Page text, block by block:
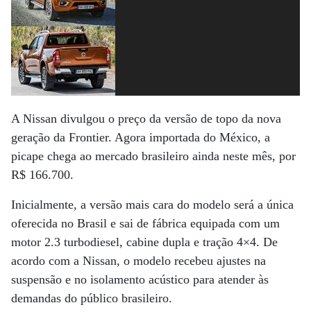
A Nissan divulgou o preço da versão de topo da nova
geração da Frontier. Agora importada do México, a
picape chega ao mercado brasileiro ainda neste mês, por
R$ 166.700.
Inicialmente, a versão mais cara do modelo será a única
oferecida no Brasil e sai de fábrica equipada com um
motor 2.3 turbodiesel, cabine dupla e tração 4×4. De
acordo com a Nissan, o modelo recebeu ajustes na
suspensão e no isolamento acústico para atender às
demandas do público brasileiro.